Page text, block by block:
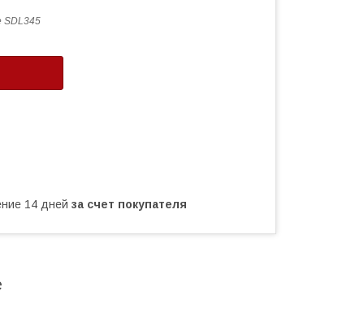
SDL345
14 дней за счет покупателя